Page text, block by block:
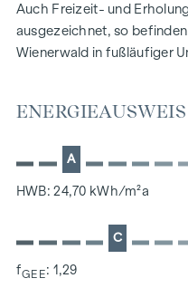
Bei allen Bildern handelt
Wohnungen in der
RESÜMEE
und Nahversorgung sowie
eignet sich dieses Objekt
Auch Freizeit- und
ausgezeichnet, so
Wienerwald in fußläufiger
ENERGIEAUSWEIS
A
HWB: 24,70 kWh/m²a
C
fGEE: 1,29